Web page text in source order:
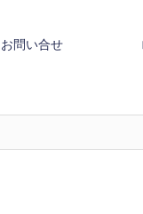
お問い合せ